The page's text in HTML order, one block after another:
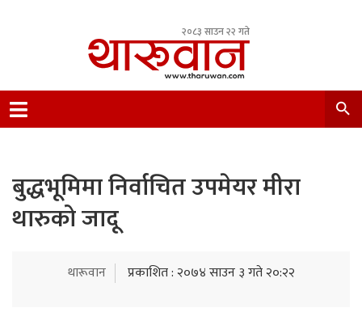
२०८३ साउन २२ गते
Nepal.
बुद्धभूमिमा निर्वाचित उपमेयर मीरा
थारुको जादू
थारूवान प्रकाशित : २०७४ साउन ३ गते २०:२२